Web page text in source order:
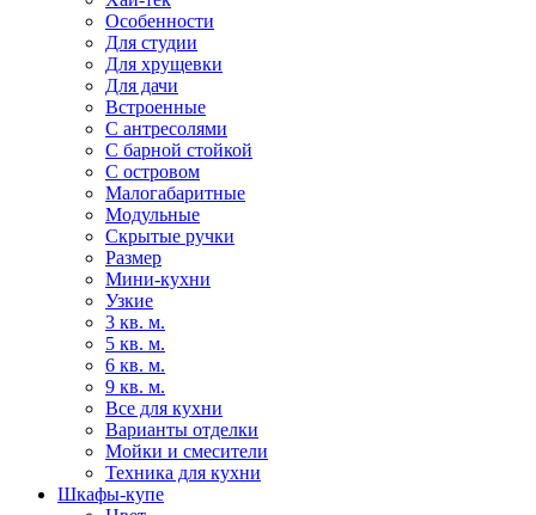
Особенности
Для студии
Для хрущевки
Для дачи
Встроенные
С антресолями
С барной стойкой
С островом
Малогабаритные
Модульные
Скрытые ручки
Размер
Мини-кухни
Узкие
3 кв. м.
5 кв. м.
6 кв. м.
9 кв. м.
Все для кухни
Варианты отделки
Мойки и смесители
Техника для кухни
Шкафы-купе